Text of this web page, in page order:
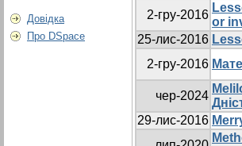
Довідка
Про DSpace
2-гру-2016
or
25-лис-2016
2-гру-2016
чер-2024
29-лис-2016